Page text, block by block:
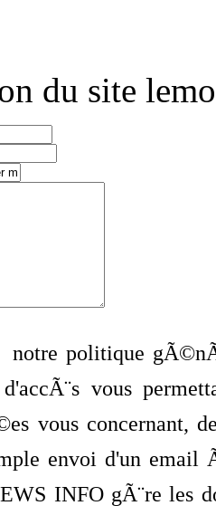
du site
politique
vous
vous concernant,
envoi d'un
INFO gÃ¨re les